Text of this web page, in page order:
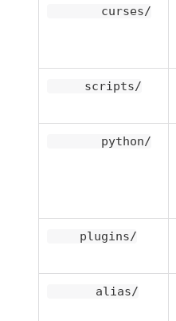
curses/
scripts/
python/
plugins/
alias/